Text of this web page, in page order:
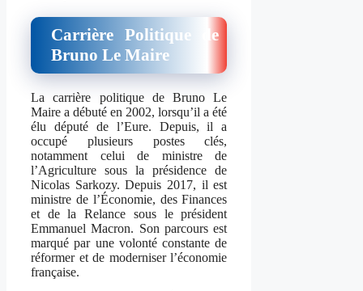
Carrière Politique de
Bruno Le Maire
La carrière politique de Bruno Le
Maire a débuté en 2002, lorsqu’il a été
élu député de l’Eure. Depuis, il a
occupé plusieurs postes clés,
notamment celui de ministre de
l’Agriculture sous la présidence de
Nicolas Sarkozy. Depuis 2017, il est
ministre de l’Économie, des Finances
et de la Relance sous le président
Emmanuel Macron. Son parcours est
marqué par une volonté constante de
réformer et de moderniser l’économie
française.